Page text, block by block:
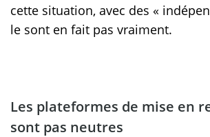
cette situation, avec des «
le sont en fait pas vraiment.
Les plateformes de mise en
sont pas neutres